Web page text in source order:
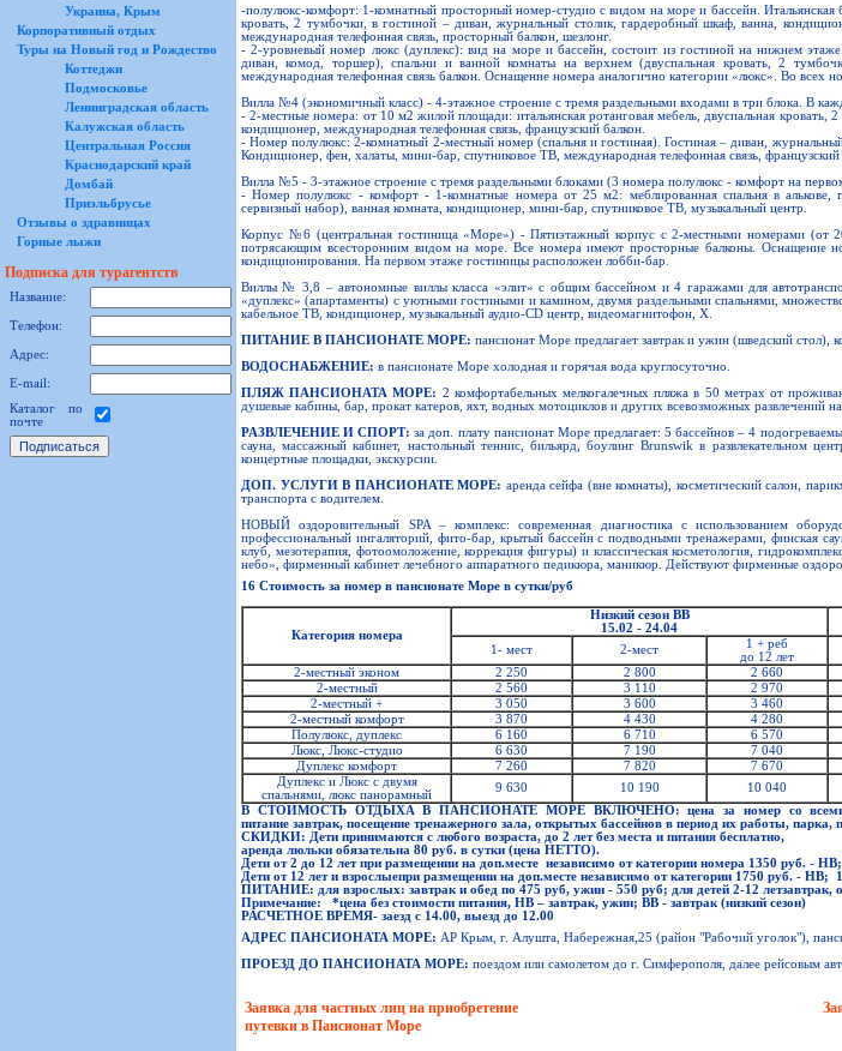
Украина, Крым
Корпоративный отдых
Туры на Новый год и Рождество
Коттеджи
Подмосковье
Ленинградская область
Калужская область
Центральная Россия
Краснодарский край
Домбай
Приэльбрусье
Отзывы о здравницах
Горные лыжи
Подписка для турагентств
Название:
Телефон:
Адрес:
E-mail:
Каталог по
почте
-полулюкс-комфорт: 1-комнатный просторный номер-студио с видом на море и бассейн. Итальянская
кровать, 2 тумбочки, в гостиной – диван, журнальный столик, гардеробный шкаф, ванна,
международная телефонная связь, просторный балкон, шезлонг.
- 2-уровневый номер люкс (дуплекс): вид на море и бассейн, состоит из гостиной на нижнем
диван, комод, торшер), спальни и ванной комнаты на верхнем (двуспальная кровать, 2
международная телефонная связь балкон. Оснащение номера аналогично категории «люкс». Во всех
Вилла №4 (экономичный класс) - 4-этажное строение с тремя раздельными входами в три блока. В
- 2-местные номера: от 10 м2 жилой площади: итальянская ротанговая мебель, двуспальная
кондиционер, международная телефонная связь, французский балкон.
- Номер полулюкс: 2-комнатный 2-местный номер (спальня и гостиная). Гостиная – диван,
Кондиционер, фен, халаты, мини-бар, спутниковое ТВ, международная телефонная связь, французский
Вилла №5 - 3-этажное строение с тремя раздельными блоками (3 номера полулюкс - комфорт на
- Номер полулюкс - комфорт - 1-комнатные номера от 25 м2: меблированная спальня в алькове,
сервизный набор), ванная комната, кондиционер, мини-бар, спутниковое ТВ, музыкальный центр.
Корпус №6 (центральная гостиница «Море») - Пятиэтажный корпус с 2-местными номерами (от
потрясающим всесторонним видом на море. Все номера имеют просторные балконы. Оснащение
кондиционирования. На первом этаже гостиницы расположен лобби-бар.
Виллы № 3,8 – автономные виллы класса «элит» с общим бассейном и 4 гаражами для
«дуплекс» (апартаменты) с уютными гостиными и камином, двумя раздельными спальнями,
кабельное ТВ, кондиционер, музыкальный аудио-CD центр, видеомагнитофон, Х.
ПИТАНИЕ В ПАНСИОНАТЕ МОРЕ: пансионат Море предлагает завтрак и ужин (шведский стол),
ВОДОСНАБЖЕНИЕ: в пансионате Море холодная и горячая вода круглосуточно.
ПЛЯЖ ПАНСИОНАТА МОРЕ: 2 комфортабельных мелкогалечных пляжа в 50 метрах от
душевые кабины, бар, прокат катеров, яхт, водных мотоциклов и других всевозможных развлечений
РАЗВЛЕЧЕНИЕ И СПОРТ: за доп. плату пансионат Море предлагает: 5 бассейнов – 4
сауна, массажный кабинет, настольный теннис, бильярд, боулинг Brunswik в развлекательном
концертные площадки, экскурсии.
ДОП. УСЛУГИ В ПАНСИОНАТЕ МОРЕ: аренда сейфа (вне комнаты), косметический салон,
транспорта с водителем.
НОВЫЙ оздоровительный SPA – комплекс: современная диагностика с использованием
профессиональный ингаляторий, фито-бар, крытый бассейн с подводными тренажерами, финская
клуб, мезотерапия, фотоомоложение, коррекция фигуры) и классическая косметология,
небо», фирменный кабинет лечебного аппаратного педикюра, маникюр. Действуют фирменные
16 Стоимость за номер в пансионате Море в сутки/руб
Категория номера
Низкий сезон ВВ
15.02 - 24.04
1- мест
2-мест
1 + реб
до 12 лет
2-местный эконом
2 250 2 800 2 660
2-местный
2 560 3 110 2 970
2-местный +
3 050 3 600 3 460
2-местный комфорт
3 870 4 430 4 280
Полулюкс, дуплекс
6 160 6 710 6 570
Люкс, Люкс-студио
6 630 7 190 7 040
Дуплекс комфорт
7 260 7 820 7 670
Дуплекс и Люкс с двумя
спальнями, люкс панорамный
9 630 10 190 10 040
В СТОИМОСТЬ ОТДЫХА В ПАНСИОНАТЕ МОРЕ ВКЛЮЧЕНО: цена за номер со
питание завтрак, посещение тренажерного зала, открытых бассейнов в период их работы, парка,
СКИДКИ: Дети принимаются с любого возраста, до 2 лет без места и питания бесплатно,
аренда люльки обязательна 80 руб. в сутки (цена НЕТТО).
Дети от 2 до 12 лет при размещении на доп.месте независимо от категории номера 1350 руб. -
Дети от 12 лет и взрослыепри размещении на доп.месте независимо от категории 1750 руб. -
ПИТАНИЕ: для взрослых: завтрак и обед по 475 руб, ужин - 550 руб; для детей 2-12
Примечание: *цена без стоимости питания, НВ – завтрак, ужин; ВВ - завтрак (низкий сезон)
РАСЧЕТНОЕ ВРЕМЯ- заезд с 14.00, выезд до 12.00
АДРЕС ПАНСИОНАТА МОРЕ: АР Крым, г. Алушта, Набережная,25 (район "Рабочий уголок"),
ПРОЕЗД ДО ПАНСИОНАТА МОРЕ: поездом или самолетом до г. Симферополя, далее рейсовым
Заявка для частных лиц на приобретение
путевки в Пансионат Море